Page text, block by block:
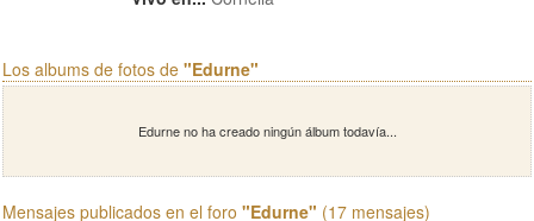
Los albums de fotos de "Edurne"
Edurne no ha creado ningún álbum todavía...
Mensajes publicados en el foro "Edurne" (17 mensajes)